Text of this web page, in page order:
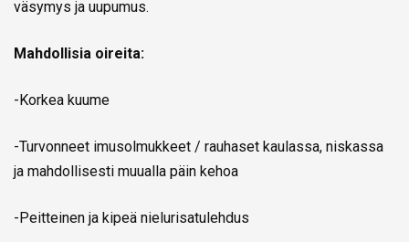
väsymys ja uupumus.
Mahdollisia oireita:
-Korkea kuume
-Turvonneet imusolmukkeet / rauhaset kaulassa, niskassa
ja mahdollisesti muualla päin kehoa
-Peitteinen ja kipeä nielurisatulehdus